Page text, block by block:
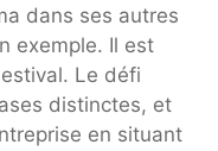
dans ses autres
exemple. Il est
Le défi
distinctes, et
en situant